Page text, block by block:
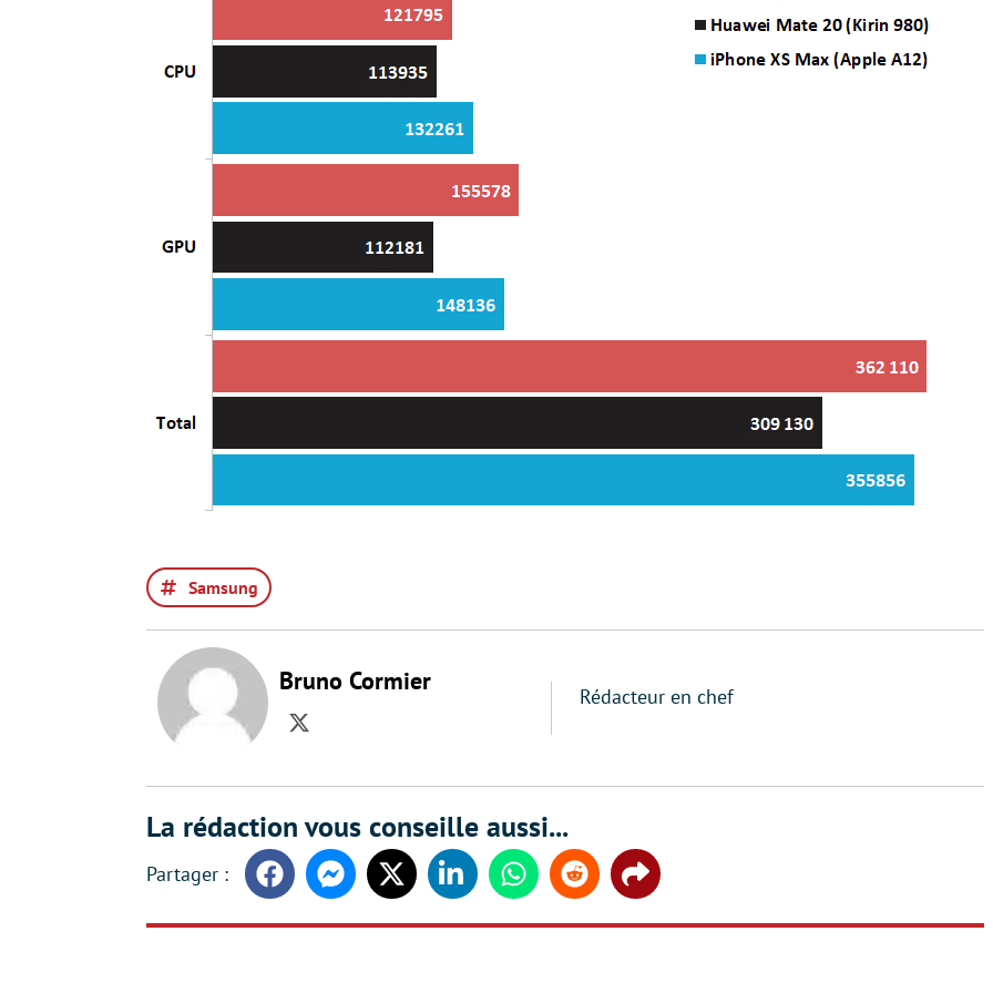
Samsung
Bruno Cormier
Twitter
Rédacteur en chef
La rédaction vous conseille aussi...
FacebookMessengerTwitter LinkedinWhatsappReddit Share